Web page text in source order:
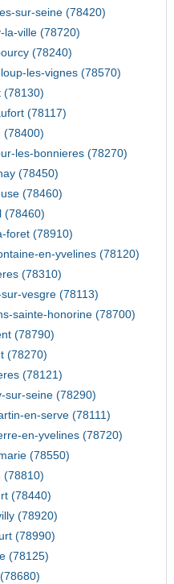
sur-seine (78420)
la-ville (78720)
(78240)
les-vignes (78570)
(78130)
(78117)
(78400)
les-bonnieres (78270)
(78450)
(78460)
(78460)
foret (78910)
en-yvelines (78120)
(78310)
vesgre (78113)
sainte-honorine (78700)
(78790)
(78270)
(78121)
sur-seine (78290)
en-serve (78111)
en-yvelines (78720)
(78550)
(78810)
(78440)
(78920)
(78990)
(78125)